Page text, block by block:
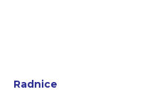
Radnice